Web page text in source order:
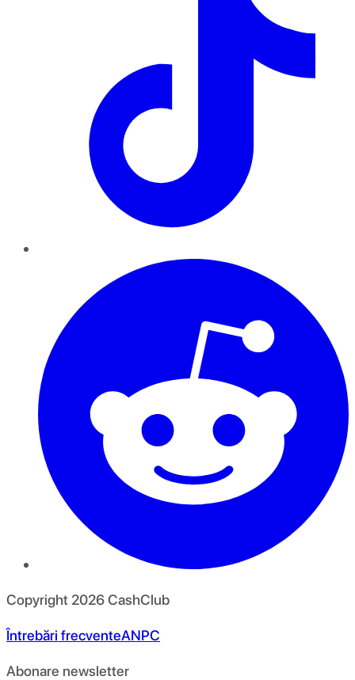
Copyright 2026CashClub
Întrebări frecventeANPC
Abonare newsletter